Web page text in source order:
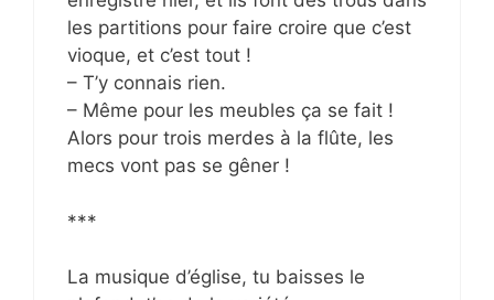
les partitions pour faire croire que c’est
vioque, et c’est tout !
– T’y connais rien.
– Même pour les meubles ça se fait !
Alors pour trois merdes à la flûte, les
mecs vont pas se gêner !
***
La musique d’église, tu baisses le